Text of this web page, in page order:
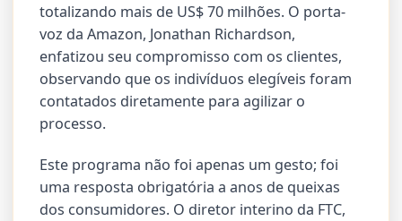
totalizando mais de US$ 70 milhões. O porta-
voz da Amazon, Jonathan Richardson,
enfatizou seu compromisso com os clientes,
observando que os indivíduos elegíveis foram
contatados diretamente para agilizar o
processo.
Este programa não foi apenas um gesto; foi
uma resposta obrigatória a anos de queixas
dos consumidores. O diretor interino da FTC,